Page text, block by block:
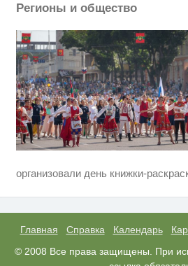
Регионы и общество
организовали день книжки-
Главная Справка Календарь
© 2008 Все права защищены. При
Смолов призвал
а смеяться вы будете
Этот танец невесты
без слов! Пересмотрела 10